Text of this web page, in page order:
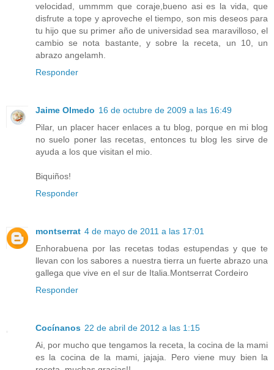
velocidad, ummmm que coraje,bueno asi es la vida, que
disfrute a tope y aproveche el tiempo, son mis deseos para
tu hijo que su primer año de universidad sea maravilloso, el
cambio se nota bastante, y sobre la receta, un 10, un
abrazo angelamh.
Responder
Jaime Olmedo 16 de octubre de 2009 a las 16:49
Pilar, un placer hacer enlaces a tu blog, porque en mi blog
no suelo poner las recetas, entonces tu blog les sirve de
ayuda a los que visitan el mio.
Biquiños!
Responder
montserrat 4 de mayo de 2011 a las 17:01
Enhorabuena por las recetas todas estupendas y que te
llevan con los sabores a nuestra tierra un fuerte abrazo una
gallega que vive en el sur de Italia.Montserrat Cordeiro
Responder
Cocínanos 22 de abril de 2012 a las 1:15
Ai, por mucho que tengamos la receta, la cocina de la mami
es la cocina de la mami, jajaja. Pero viene muy bien la